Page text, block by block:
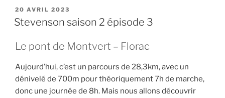
PUBLIÉ
LE
20 AVRIL 2023
Stevenson saison 2 épisode 3
Le pont de Montvert – Florac
Aujourd’hui, c’est un parcours de 28,3km, avec un
dénivelé de 700m pour théoriquement 7h de marche,
donc une journée de 8h. Mais nous allons découvrir